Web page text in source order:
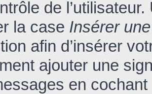
de
la case Insérer
afin d’insérer
ajouter une
en